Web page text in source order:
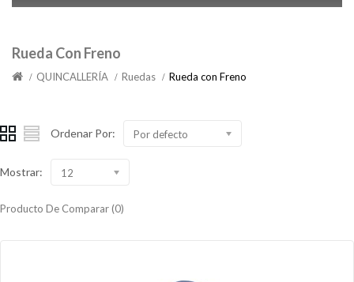
Rueda Con Freno
QUINCALLERÍA Ruedas Rueda con Freno
Ordenar Por: Por defecto
Mostrar: 12
Producto De Comparar (0)